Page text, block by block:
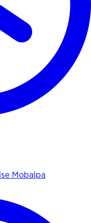
Mobalpa